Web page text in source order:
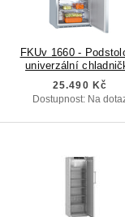
FKUv 1660 -
univerzální
25.490 Kč
Dostupnost: Na